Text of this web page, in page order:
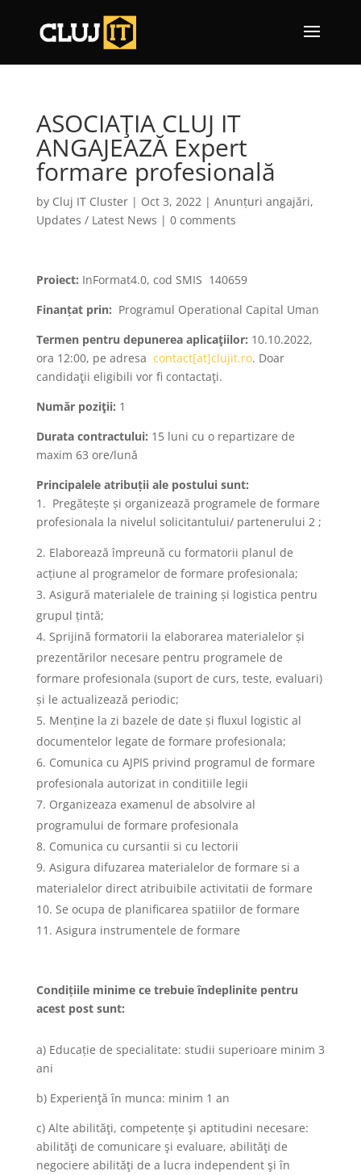
ASOCIAŢIA CLUJ IT
ANGAJEAZĂ Expert
formare profesională
by Cluj IT Cluster| Oct 3, 2022| Anunțuri angajări,
Updates / Latest News | 0 comments
Proiect: InFormat4.0, cod SMIS 140659
Finanțat prin: Programul Operational Capital Uman
Termen pentru depunerea aplicaţiilor: 10.10.2022,
ora 12:00, pe adresa contact[at]clujit.ro. Doar
candidaţii eligibili vor fi contactaţi.
Număr poziţii: 1
Durata contractului: 15 luni cu o repartizare de
maxim 63 ore/lună
Principalele atribuții ale postului sunt:
1. Pregătește și organizează programele de formare
profesionala la nivelul solicitantului/ partenerului 2 ;
Elaborează împreună cu formatorii planul de
acțiune al programelor de formare profesionala;
Asigură materialele de training și logistica pentru
grupul țintă;
Sprijină formatorii la elaborarea materialelor și
prezentărilor necesare pentru programele de
formare profesionala (suport de curs, teste, evaluari)
și le actualizează periodic;
Menține la zi bazele de date și fluxul logistic al
documentelor legate de formare profesionala;
Comunica cu AJPIS privind programul de formare
profesionala autorizat in conditiile legii
Organizeaza examenul de absolvire al
programului de formare profesionala
Comunica cu cursantii si cu lectorii
Asigura difuzarea materialelor de formare si a
materialelor direct atribuibile activitatii de formare
Se ocupa de planificarea spatiilor de formare
Asigura instrumentele de formare
Condițiile minime ce trebuie îndeplinite pentru
acest post sunt:
a) Educație de specialitate: studii superioare minim 3
ani
b) Experienţă în munca: minim 1 an
c) Alte abilităţi, competențe şi aptitudini necesare:
abilităţi de comunicare şi evaluare, abilităţi de
negociere abilităţi de a lucra independent şi în